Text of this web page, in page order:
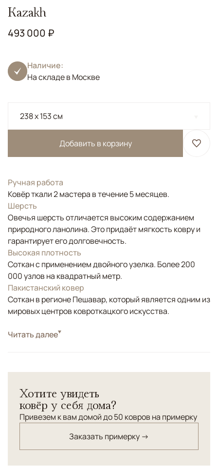
Kazakh
493 000 ₽
Наличие:
На складе в Москве
238 x 153 см
Добавить в корзину
Ручная работа
Ковёр ткали 2 мастера в течение 5 месяцев.
Шерсть
Овечья шерсть отличается высоким содержанием
природного ланолина. Это придаёт мягкость ковру и
гарантирует его долговечность.
Высокая плотность
Соткан с применением двойного узелка. Более 200
000 узлов на квадратный метр.
Пакистанский ковер
Соткан в регионе Пешавар, который является одним из
мировых центров ковроткацкого искусства.
СтильКлассические
УзорыГеометрический
Пакистанский шерстяной ковер Kazakh выполнен
вручную и украшен традиционным кавказским
орнаментом с выразительными геометрическими
кремовых оттенков придает ковру характер и делает
его ярким акцентом в любом интерьере. Этот ковер
станет символом уюта и долговечности, подчеркнув
Читать далее
Хотите увидеть
ковёр у себя дома?
Привезем к вам домой до 50 ковров на примерку
Заказать примерку →